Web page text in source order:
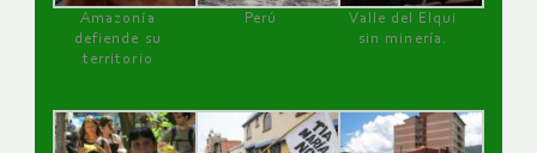
Amazonía
defiende su
territorio
Perú
Valle del Elqui
sin minería.